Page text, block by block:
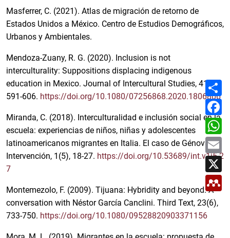
o
k
s
AaX
Masferrer, C. (2021). Atlas de migración de retorno de
Estados Unidos a México. Centro de Estudios Demográficos,
Urbanos y Ambientales.
Mendoza-Zuany, R. G. (2020). Inclusion is not
interculturality: Suppositions displacing indigenous
education in Mexico. Journal of Intercultural Studies, 41(5),
591-606. https://doi.org/10.1080/07256868.2020.1806806
Miranda, C. (2018). Interculturalidad e inclusión social en la
escuela: experiencias de niños, niñas y adolescentes
latinoamericanos migrantes en Italia. El caso de Génova.
Intervención, 1(5), 18-27. https://doi.org/10.53689/int.v1i5.2
7
Montemezolo, F. (2009). Tijuana: Hybridity and beyond. A
conversation with Néstor García Canclini. Third Text, 23(6),
733-750. https://doi.org/10.1080/09528820903371156